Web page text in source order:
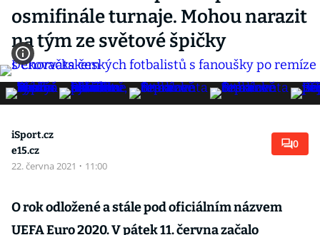
osmifinále turnaje. Mohou narazit
na tým ze světové špičky
iSport.cz
e15.cz
22. června 2021 · 11:00
0
O rok odložené a stále pod oficiálním názvem
UEFA Euro 2020. V pátek 11. června začalo